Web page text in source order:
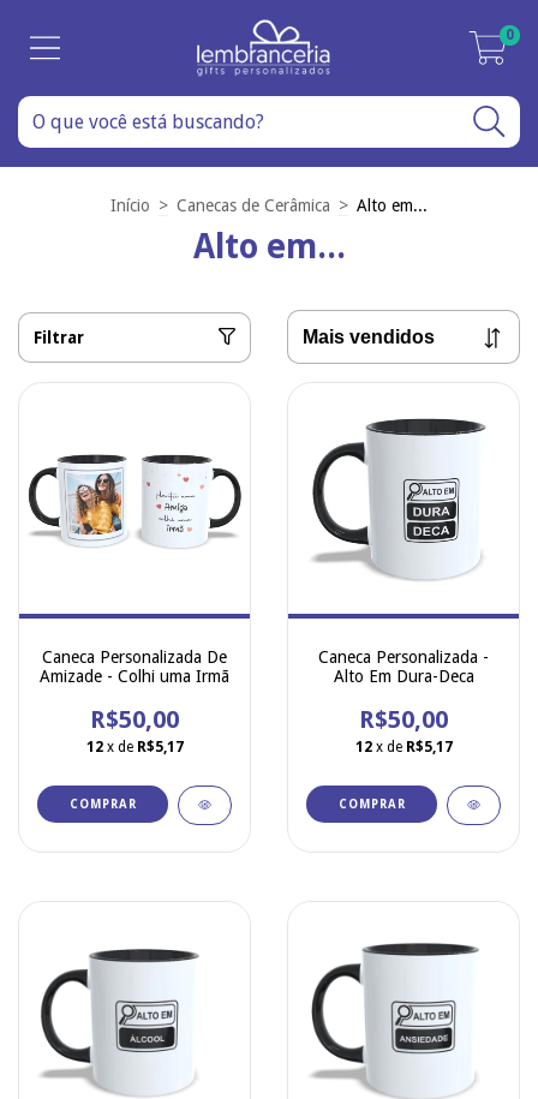
0
Início > Canecas de Cerâmica > Alto em...
Alto em...
Filtrar
Caneca Personalizada De
Amizade - Colhi uma Irmã
R$50,00
12 x de R$5,17
COMPRAR
Caneca Personalizada -
Alto Em Dura-Deca
R$50,00
12 x de R$5,17
COMPRAR